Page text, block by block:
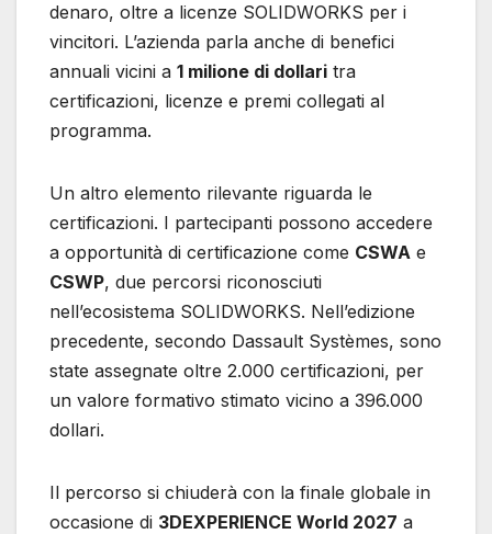
denaro, oltre a licenze SOLIDWORKS per i
vincitori. L’azienda parla anche di benefici
annuali vicini a 1 milione di dollari tra
certificazioni, licenze e premi collegati al
programma.
Un altro elemento rilevante riguarda le
certificazioni. I partecipanti possono accedere
a opportunità di certificazione come CSWA e
CSWP, due percorsi riconosciuti
nell’ecosistema SOLIDWORKS. Nell’edizione
precedente, secondo Dassault Systèmes, sono
state assegnate oltre 2.000 certificazioni, per
un valore formativo stimato vicino a 396.000
dollari.
Il percorso si chiuderà con la finale globale in
occasione di 3DEXPERIENCE World 2027 a